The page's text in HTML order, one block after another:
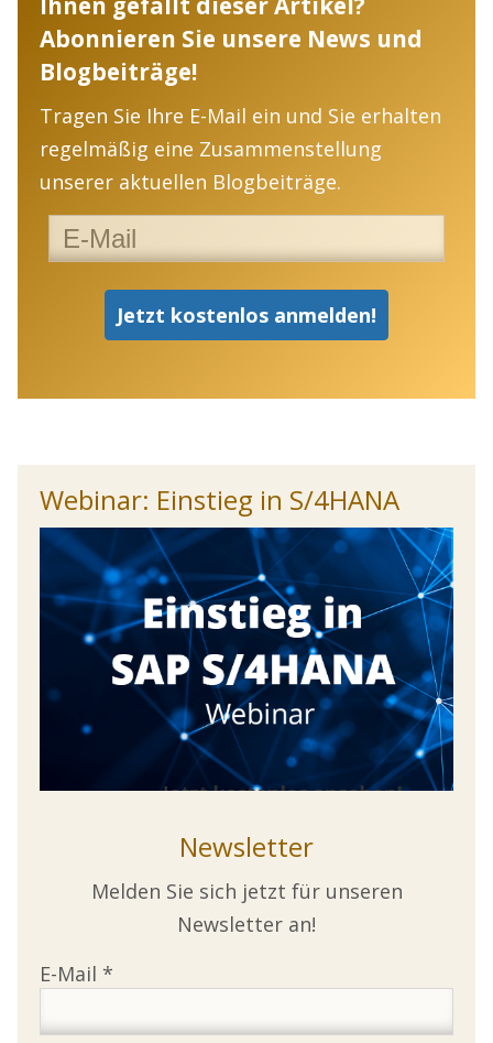
Abonnieren Sie unsere News und
Blogbeiträge!
Tragen Sie Ihre E-Mail ein und Sie erhalten
regelmäßig eine Zusammenstellung
unserer aktuellen Blogbeiträge.
Webinar: Einstieg in S/4HANA
Newsletter
Melden Sie sich jetzt für unseren
Newsletter an!